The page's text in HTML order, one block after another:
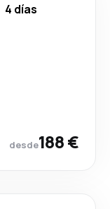
4 días
desde188 €